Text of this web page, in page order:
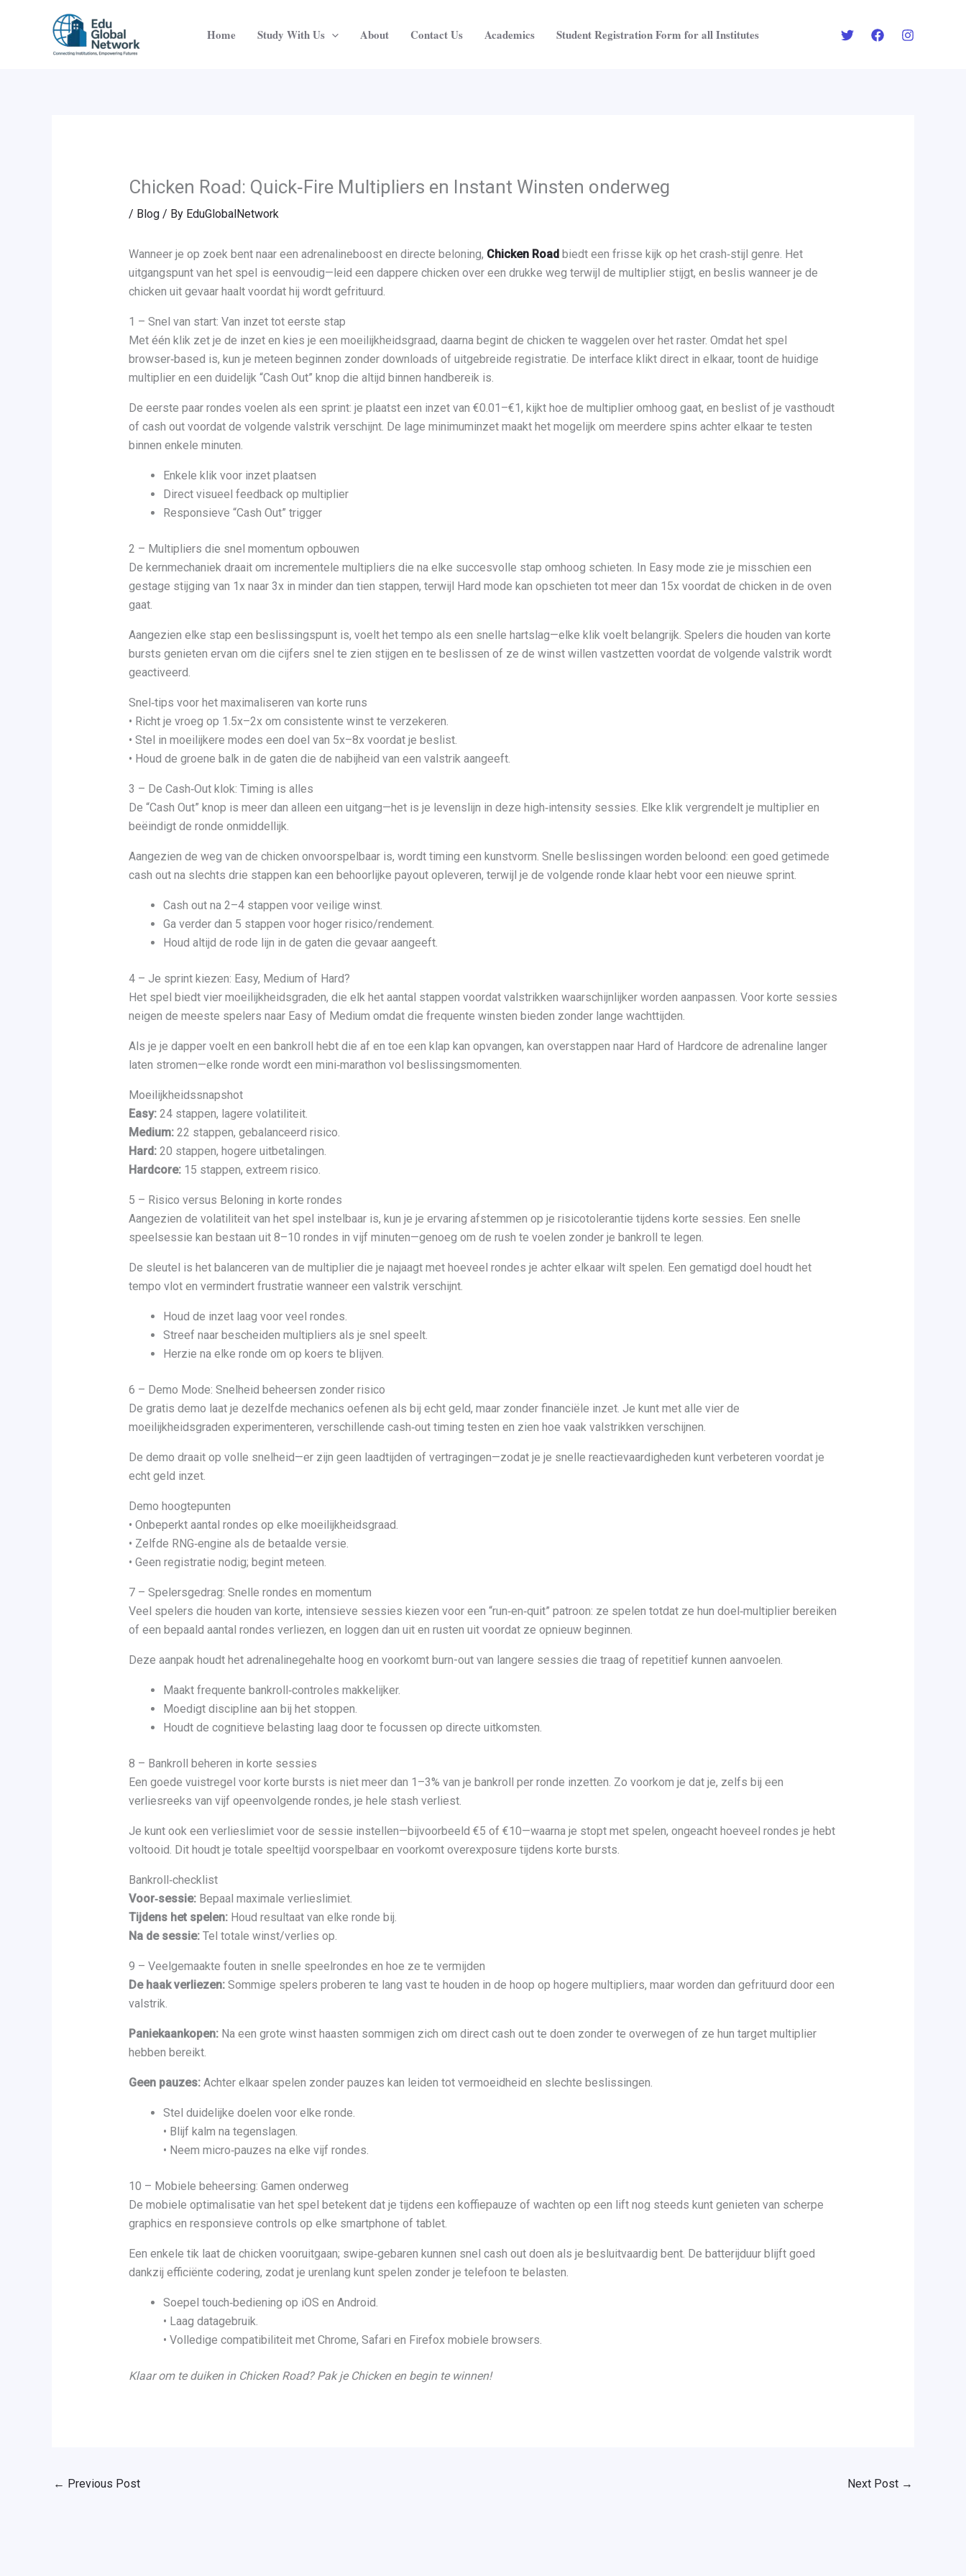
Home Study With Us About Contact Us Academics Student Registration Form for all Institutes
Chicken Road: Quick‑Fire Multipliers en Instant Winsten onderweg
/ Blog/ By EduGlobalNetwork
Wanneer je op zoek bent naar een adrenalineboost en directe beloning, Chicken Road biedt een frisse kijk op het crash‑stijl genre. Het
uitgangspunt van het spel is eenvoudig—leid een dappere chicken over een drukke weg terwijl de multiplier stijgt, en beslis wanneer je de
chicken uit gevaar haalt voordat hij wordt gefrituurd.
1 – Snel van start: Van inzet tot eerste stap
Met één klik zet je de inzet en kies je een moeilijkheidsgraad, daarna begint de chicken te waggelen over het raster. Omdat het spel
browser‑based is, kun je meteen beginnen zonder downloads of uitgebreide registratie. De interface klikt direct in elkaar, toont de huidige
multiplier en een duidelijk “Cash Out” knop die altijd binnen handbereik is.
De eerste paar rondes voelen als een sprint: je plaatst een inzet van €0.01–€1, kijkt hoe de multiplier omhoog gaat, en beslist of je vasthoudt
of cash out voordat de volgende valstrik verschijnt. De lage minimuminzet maakt het mogelijk om meerdere spins achter elkaar te testen
binnen enkele minuten.
Enkele klik voor inzet plaatsen
Direct visueel feedback op multiplier
Responsieve “Cash Out” trigger
2 – Multipliers die snel momentum opbouwen
De kernmechaniek draait om incrementele multipliers die na elke succesvolle stap omhoog schieten. In Easy mode zie je misschien een
gestage stijging van 1x naar 3x in minder dan tien stappen, terwijl Hard mode kan opschieten tot meer dan 15x voordat de chicken in de oven
gaat.
Aangezien elke stap een beslissingspunt is, voelt het tempo als een snelle hartslag—elke klik voelt belangrijk. Spelers die houden van korte
bursts genieten ervan om die cijfers snel te zien stijgen en te beslissen of ze de winst willen vastzetten voordat de volgende valstrik wordt
geactiveerd.
Snel‑tips voor het maximaliseren van korte runs
• Richt je vroeg op 1.5x–2x om consistente winst te verzekeren.
• Stel in moeilijkere modes een doel van 5x–8x voordat je beslist.
• Houd de groene balk in de gaten die de nabijheid van een valstrik aangeeft.
3 – De Cash‑Out klok: Timing is alles
De “Cash Out” knop is meer dan alleen een uitgang—het is je levenslijn in deze high‑intensity sessies. Elke klik vergrendelt je multiplier en
beëindigt de ronde onmiddellijk.
Aangezien de weg van de chicken onvoorspelbaar is, wordt timing een kunstvorm. Snelle beslissingen worden beloond: een goed getimede
cash out na slechts drie stappen kan een behoorlijke payout opleveren, terwijl je de volgende ronde klaar hebt voor een nieuwe sprint.
Cash out na 2–4 stappen voor veilige winst.
Ga verder dan 5 stappen voor hoger risico/rendement.
Houd altijd de rode lijn in de gaten die gevaar aangeeft.
4 – Je sprint kiezen: Easy, Medium of Hard?
Het spel biedt vier moeilijkheidsgraden, die elk het aantal stappen voordat valstrikken waarschijnlijker worden aanpassen. Voor korte sessies
neigen de meeste spelers naar Easy of Medium omdat die frequente winsten bieden zonder lange wachttijden.
Als je je dapper voelt en een bankroll hebt die af en toe een klap kan opvangen, kan overstappen naar Hard of Hardcore de adrenaline langer
laten stromen—elke ronde wordt een mini‑marathon vol beslissingsmomenten.
Moeilijkheidssnapshot
Easy:24 stappen, lagere volatiliteit.
Medium:22 stappen, gebalanceerd risico.
Hard:20 stappen, hogere uitbetalingen.
Hardcore:15 stappen, extreem risico.
5 – Risico versus Beloning in korte rondes
Aangezien de volatiliteit van het spel instelbaar is, kun je je ervaring afstemmen op je risicotolerantie tijdens korte sessies. Een snelle
speelsessie kan bestaan uit 8–10 rondes in vijf minuten—genoeg om de rush te voelen zonder je bankroll te legen.
De sleutel is het balanceren van de multiplier die je najaagt met hoeveel rondes je achter elkaar wilt spelen. Een gematigd doel houdt het
tempo vlot en vermindert frustratie wanneer een valstrik verschijnt.
Houd de inzet laag voor veel rondes.
Streef naar bescheiden multipliers als je snel speelt.
Herzie na elke ronde om op koers te blijven.
6 – Demo Mode: Snelheid beheersen zonder risico
De gratis demo laat je dezelfde mechanics oefenen als bij echt geld, maar zonder financiële inzet. Je kunt met alle vier de
moeilijkheidsgraden experimenteren, verschillende cash‑out timing testen en zien hoe vaak valstrikken verschijnen.
De demo draait op volle snelheid—er zijn geen laadtijden of vertragingen—zodat je je snelle reactievaardigheden kunt verbeteren voordat je
echt geld inzet.
Demo hoogtepunten
• Onbeperkt aantal rondes op elke moeilijkheidsgraad.
• Zelfde RNG‑engine als de betaalde versie.
• Geen registratie nodig; begint meteen.
7 – Spelersgedrag: Snelle rondes en momentum
Veel spelers die houden van korte, intensieve sessies kiezen voor een “run‑en‑quit” patroon: ze spelen totdat ze hun doel‑multiplier bereiken
of een bepaald aantal rondes verliezen, en loggen dan uit en rusten uit voordat ze opnieuw beginnen.
Deze aanpak houdt het adrenalinegehalte hoog en voorkomt burn-out van langere sessies die traag of repetitief kunnen aanvoelen.
Maakt frequente bankroll‑controles makkelijker.
Moedigt discipline aan bij het stoppen.
Houdt de cognitieve belasting laag door te focussen op directe uitkomsten.
8 – Bankroll beheren in korte sessies
Een goede vuistregel voor korte bursts is niet meer dan 1–3% van je bankroll per ronde inzetten. Zo voorkom je dat je, zelfs bij een
verliesreeks van vijf opeenvolgende rondes, je hele stash verliest.
Je kunt ook een verlieslimiet voor de sessie instellen—bijvoorbeeld €5 of €10—waarna je stopt met spelen, ongeacht hoeveel rondes je hebt
voltooid. Dit houdt je totale speeltijd voorspelbaar en voorkomt overexposure tijdens korte bursts.
Bankroll‑checklist
Voor‑sessie:Bepaal maximale verlieslimiet.
Tijdens het spelen:Houd resultaat van elke ronde bij.
Na de sessie:Tel totale winst/verlies op.
9 – Veelgemaakte fouten in snelle speelrondes en hoe ze te vermijden
De haak verliezen:Sommige spelers proberen te lang vast te houden in de hoop op hogere multipliers, maar worden dan gefrituurd door een
valstrik.
Paniekaankopen:Na een grote winst haasten sommigen zich om direct cash out te doen zonder te overwegen of ze hun target multiplier
hebben bereikt.
Geen pauzes:Achter elkaar spelen zonder pauzes kan leiden tot vermoeidheid en slechte beslissingen.
Stel duidelijke doelen voor elke ronde.
• Blijf kalm na tegenslagen.
• Neem micro‑pauzes na elke vijf rondes.
10 – Mobiele beheersing: Gamen onderweg
De mobiele optimalisatie van het spel betekent dat je tijdens een koffiepauze of wachten op een lift nog steeds kunt genieten van scherpe
graphics en responsieve controls op elke smartphone of tablet.
Een enkele tik laat de chicken vooruitgaan; swipe‑gebaren kunnen snel cash out doen als je besluitvaardig bent. De batterijduur blijft goed
dankzij efficiënte codering, zodat je urenlang kunt spelen zonder je telefoon te belasten.
Soepel touch‑bediening op iOS en Android.
• Laag datagebruik.
• Volledige compatibiliteit met Chrome, Safari en Firefox mobiele browsers.
Klaar om te duiken in Chicken Road? Pak je Chicken en begin te winnen!
← Previous Post Next Post →